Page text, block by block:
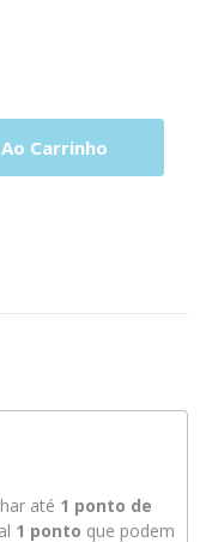
Carrinho
até 1 ponto de
1 ponto que podem